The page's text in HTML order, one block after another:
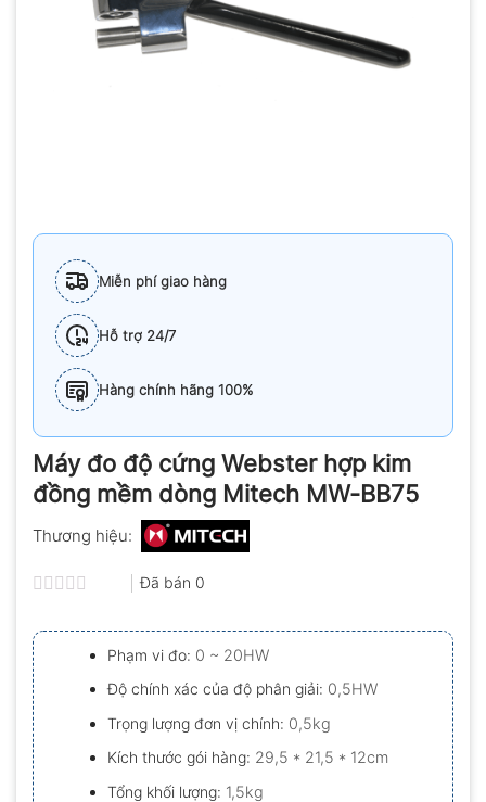
Miễn phí giao hàng
Hỗ trợ 24/7
Hàng chính hãng 100%
Máy đo độ cứng Webster hợp kim
đồng mềm dòng Mitech MW-BB75
Thương hiệu:
xếp
hạng
0.0
5
sao
Đã bán 0
Phạm vi đo: 0 ~ 20HW
Độ chính xác của độ phân giải: 0,5HW
Trọng lượng đơn vị chính: 0,5kg
Kích thước gói hàng: 29,5 * 21,5 * 12cm
Tổng khối lượng: 1,5kg